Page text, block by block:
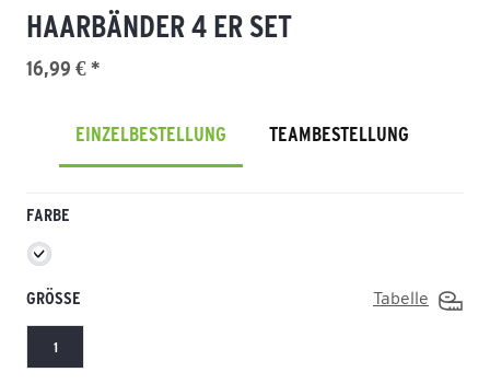
HAARBÄNDER 4 ER SET
16,99 € *
EINZELBESTELLUNG TEAMBESTELLUNG
FARBE
GRÖSSE Tabelle
1